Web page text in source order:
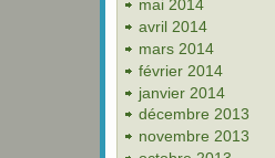
mai 2014
avril 2014
mars 2014
février 2014
janvier 2014
décembre 2013
novembre 2013